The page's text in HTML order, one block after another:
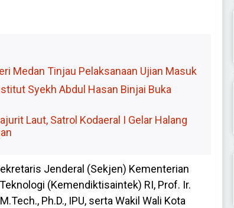
Medan Tinjau Pelaksanaan Ujian Masuk
Syekh Abdul Hasan Binjai Buka
Laut, Satrol Kodaeral I Gelar Halang
Jenderal (Sekjen) Kementerian
(Kemendiktisaintek) RI, Prof. Ir.
Ph.D., IPU, serta Wakil Wali Kota